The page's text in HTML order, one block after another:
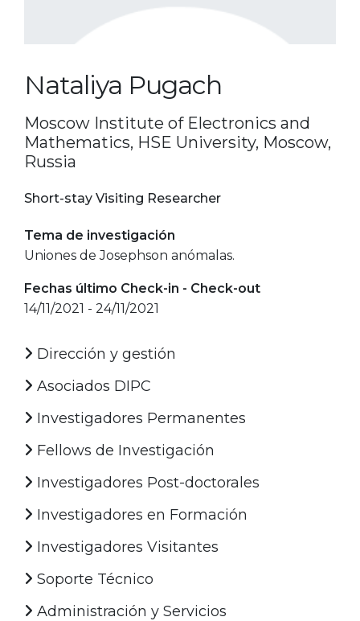
Nataliya Pugach
Moscow Institute of Electronics and
Mathematics, HSE University, Moscow,
Russia
Short-stay Visiting Researcher
Tema de investigación
Uniones de Josephson anómalas.
Fechas último Check-in - Check-out
14/11/2021 - 24/11/2021
Dirección y gestión
Asociados DIPC
Investigadores Permanentes
Fellows de Investigación
Investigadores Post-doctorales
Investigadores en Formación
Investigadores Visitantes
Soporte Técnico
Administración y Servicios